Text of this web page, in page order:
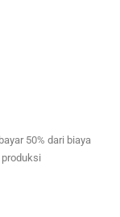
50% dari biaya